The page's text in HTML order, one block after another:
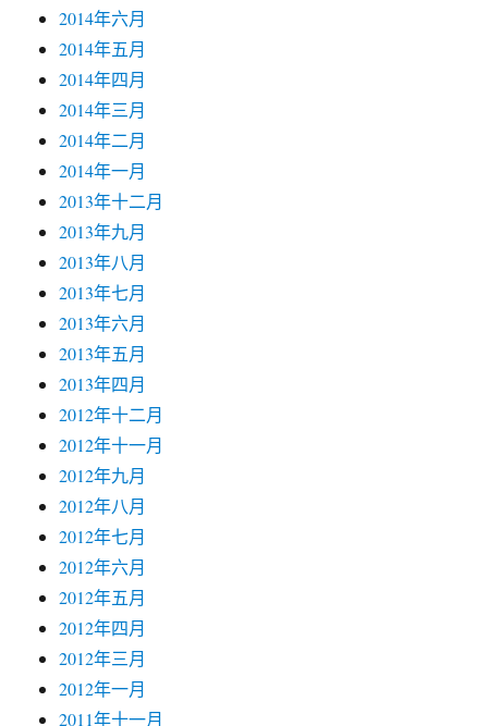
2014年六月
2014年五月
2014年四月
2014年三月
2014年二月
2014年一月
2013年十二月
2013年九月
2013年八月
2013年七月
2013年六月
2013年五月
2013年四月
2012年十二月
2012年十一月
2012年九月
2012年八月
2012年七月
2012年六月
2012年五月
2012年四月
2012年三月
2012年一月
2011年十一月